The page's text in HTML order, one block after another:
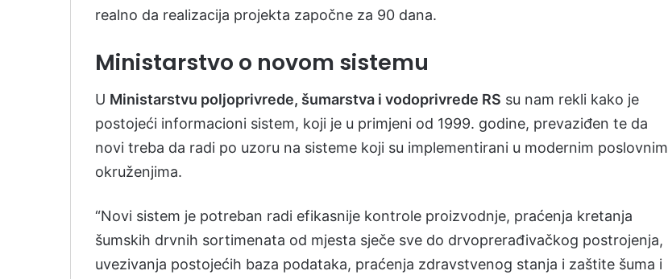
realno da realizacija projekta započne za 90 dana.
Ministarstvo o novom sistemu
U Ministarstvu poljoprivrede, šumarstva i vodoprivrede RS su nam rekli kako je
postojeći informacioni sistem, koji je u primjeni od 1999. godine, prevaziđen te da
novi treba da radi po uzoru na sisteme koji su implementirani u modernim poslovnim
okruženjima.
“Novi sistem je potreban radi efikasnije kontrole proizvodnje, praćenja kretanja
šumskih drvnih sortimenata od mjesta sječe sve do drvoprerađivačkog postrojenja,
uvezivanja postojećih baza podataka, praćenja zdravstvenog stanja i zaštite šuma i